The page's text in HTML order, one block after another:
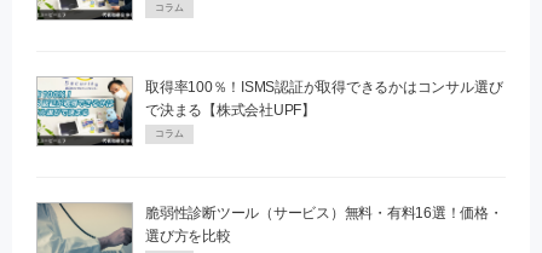
コラム
取得率100％！ISMS認証が取得できるかはコンサル選び
で決まる【株式会社UPF】
コラム
脆弱性診断ツール（サービス）無料・有料16選！価格・
選び方を比較